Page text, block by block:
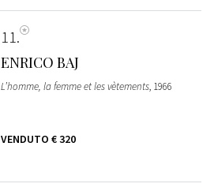
11
ENRICO BAJ
L’homme, la femme et les vètements, 1966
VENDUTO € 320